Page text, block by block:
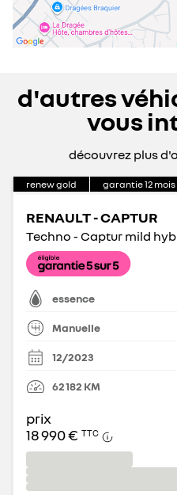
d'autres
vous
découvrez plus
renew gold garantie12 mois
RENAULT - CAPTUR
Techno - Captur mild
essence
Manuelle
12/2023
62 182 KM
prix
18 990 € TTC